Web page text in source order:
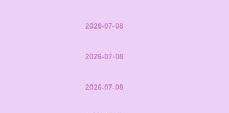
2026-07-08
2026-07-08
2026-07-08